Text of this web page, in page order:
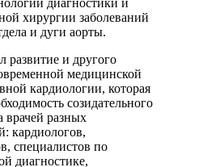
диагностики и
хирургии заболеваний
и дуги аорты.
развитие и другого
медицинской
кардиологии, которая
созидательного
врачей разных
кардиологов,
специалистов по
диагностике,